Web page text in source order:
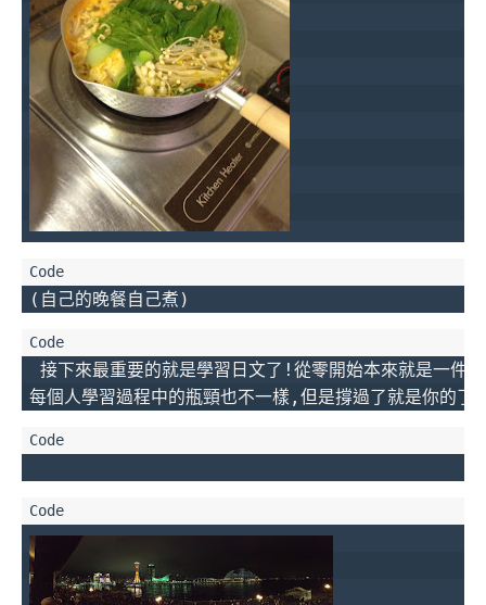
(自己的晚餐自己煮)
接下來最重要的就是學習日文了!從零開始本來就是一件
每個人學習過程中的瓶頸也不一樣,但是撐過了就是你的了